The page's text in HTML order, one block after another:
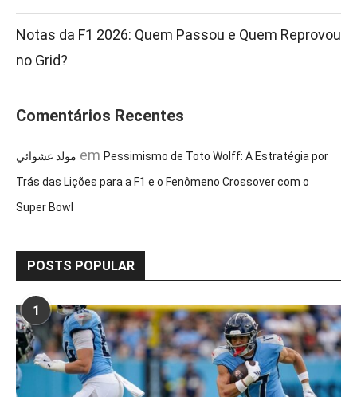
Notas da F1 2026: Quem Passou e Quem Reprovou
no Grid?
Comentários Recentes
مولد عشوائي em Pessimismo de Toto Wolff: A Estratégia por
Trás das Lições para a F1 e o Fenômeno Crossover com o
Super Bowl
POSTS POPULAR
1